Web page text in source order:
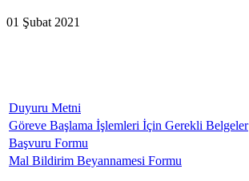
01 Şubat 2021
Duyuru Metni
Göreve Başlama İşlemleri İçin Gerekli Belgeler
Başvuru Formu
Mal Bildirim Beyannamesi Formu